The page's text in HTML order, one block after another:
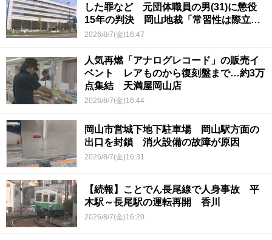
した罪など 元団体職員の男(31)に懲役
15年の判決 岡山地裁「常習性は際立っ
ていて被害結果も非常に重い」
2026/8/7(金)16:47
人気再燃「アナログレコード」の販売イ
ベント レアものから復刻盤まで…約3万
点集結 天満屋岡山店
2026/8/7(金)16:44
岡山市営城下地下駐車場 岡山駅方面の
出口を封鎖 消火設備の故障が原因
2026/8/7(金)16:31
【続報】ことでん長尾線で人身事故 平
木駅～長尾駅の運転再開 香川
2026/8/7(金)16:20